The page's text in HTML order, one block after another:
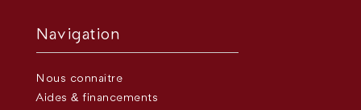
Navigation
Nous connaître
Aides & financements